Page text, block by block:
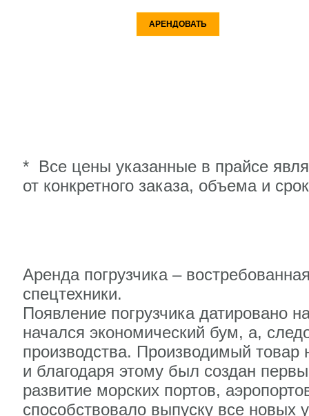
АРЕНДОВАТЬ
* Все цены указанные в прайсе
от конкретного заказа, объема и
Аренда погрузчика –
спецтехники.
Появление погрузчика датировано
начался экономический бум, а,
производства. Производимый
и благодаря этому был создан
развитие морских портов,
способствовало выпуску все новых